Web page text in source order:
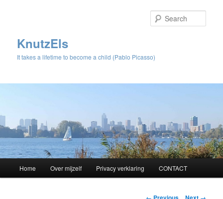
KnutzEls
It takes a lifetime to become a child (Pablo Picasso)
Skip
Home Over mijzelf Privacy verklaring CONTACT
Image